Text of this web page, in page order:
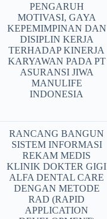
PENGARUH
MOTIVASI, GAYA
KEPEMIMPINAN DAN
DISIPLIN KERJA
TERHADAP KINERJA
KARYAWAN PADA PT
ASURANSI JIWA
MANULIFE
INDONESIA
RANCANG BANGUN
SISTEM INFORMASI
REKAM MEDIS
KLINIK DOKTER GIGI
ALFA DENTAL CARE
DENGAN METODE
RAD (RAPID
APPLICATION